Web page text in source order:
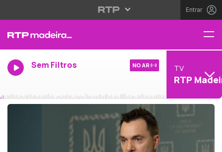
Entrar
Sem Filtros NO AR TV
RTP